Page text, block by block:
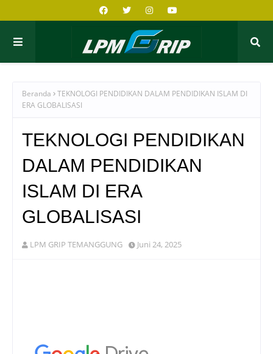
Beranda
TEKNOLOGI PENDIDIKAN DALAM PENDIDIKAN ISLAM DI
ERA GLOBALISASI
TEKNOLOGI PENDIDIKAN
DALAM PENDIDIKAN
ISLAM DI ERA
GLOBALISASI
LPM GRIP TEMANGGUNG Juni 24, 2025